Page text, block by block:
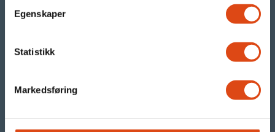
Egenskaper
Statistikk
Markedsføring
Våre nettsteder: